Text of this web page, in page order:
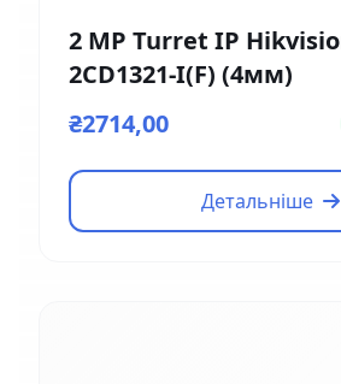
2 MP Turret IP
2CD1321-I(F) (4мм)
₴2714,00
Детальніше